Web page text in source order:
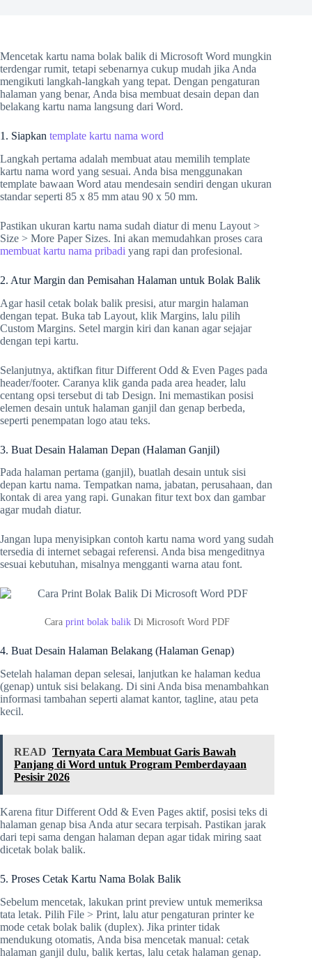
Mencetak kartu nama bolak balik di Microsoft Word mungkin
terdengar rumit, tetapi sebenarnya cukup mudah jika Anda
mengikuti langkah-langkah yang tepat. Dengan pengaturan
halaman yang benar, Anda bisa membuat desain depan dan
belakang kartu nama langsung dari Word.
1. Siapkan template kartu nama word
Langkah pertama adalah membuat atau memilih template
kartu nama word yang sesuai. Anda bisa menggunakan
template bawaan Word atau mendesain sendiri dengan ukuran
standar seperti 85 x 85 mm atau 90 x 50 mm.
Pastikan ukuran kartu nama sudah diatur di menu Layout >
Size > More Paper Sizes. Ini akan memudahkan proses cara
membuat kartu nama pribadi yang rapi dan profesional.
2. Atur Margin dan Pemisahan Halaman untuk Bolak Balik
Agar hasil cetak bolak balik presisi, atur margin halaman
dengan tepat. Buka tab Layout, klik Margins, lalu pilih
Custom Margins. Setel margin kiri dan kanan agar sejajar
dengan tepi kartu.
Selanjutnya, aktifkan fitur Different Odd & Even Pages pada
header/footer. Caranya klik ganda pada area header, lalu
centang opsi tersebut di tab Design. Ini memastikan posisi
elemen desain untuk halaman ganjil dan genap berbeda,
seperti penempatan logo atau teks.
3. Buat Desain Halaman Depan (Halaman Ganjil)
Pada halaman pertama (ganjil), buatlah desain untuk sisi
depan kartu nama. Tempatkan nama, jabatan, perusahaan, dan
kontak di area yang rapi. Gunakan fitur text box dan gambar
agar mudah diatur.
Jangan lupa menyisipkan contoh kartu nama word yang sudah
tersedia di internet sebagai referensi. Anda bisa mengeditnya
sesuai kebutuhan, misalnya mengganti warna atau font.
Caraprint bolak balik Di Microsoft Word PDF
4. Buat Desain Halaman Belakang (Halaman Genap)
Setelah halaman depan selesai, lanjutkan ke halaman kedua
(genap) untuk sisi belakang. Di sini Anda bisa menambahkan
informasi tambahan seperti alamat kantor, tagline, atau peta
kecil.
READ Ternyata Cara Membuat Garis Bawah
Panjang di Word untuk Program Pemberdayaan
Pesisir 2026
Karena fitur Different Odd & Even Pages aktif, posisi teks di
halaman genap bisa Anda atur secara terpisah. Pastikan jarak
dari tepi sama dengan halaman depan agar tidak miring saat
dicetak bolak balik.
5. Proses Cetak Kartu Nama Bolak Balik
Sebelum mencetak, lakukan print preview untuk memeriksa
tata letak. Pilih File > Print, lalu atur pengaturan printer ke
mode cetak bolak balik (duplex). Jika printer tidak
mendukung otomatis, Anda bisa mencetak manual: cetak
halaman ganjil dulu, balik kertas, lalu cetak halaman genap.